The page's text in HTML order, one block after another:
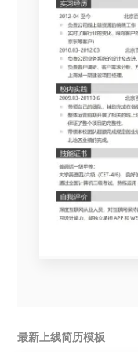
最新上线简历模板